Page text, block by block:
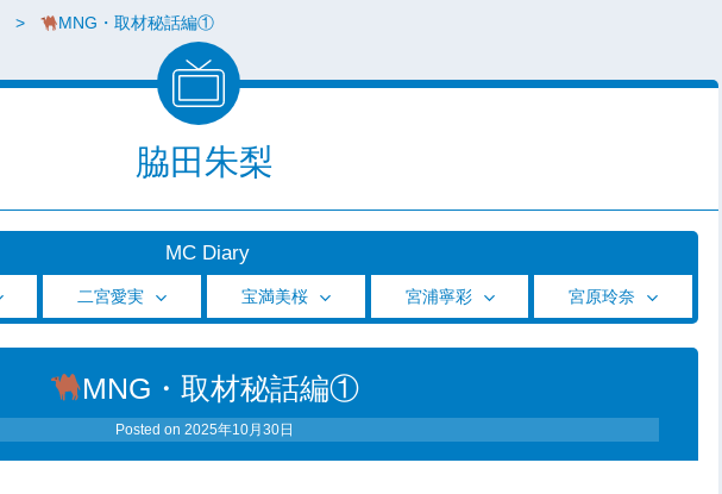
MNG・取材秘話編①
脇田朱梨
MC Diary
二宮愛実 宝満美桜 宮浦寧彩 宮原玲奈
MNG・取材秘話編①
Posted on 2025年10月30日